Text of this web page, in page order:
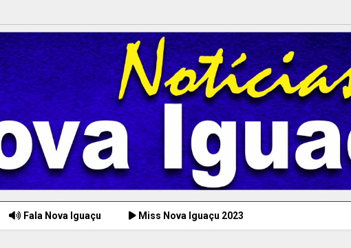
Fala Nova Iguaçu Miss Nova Iguaçu 2023